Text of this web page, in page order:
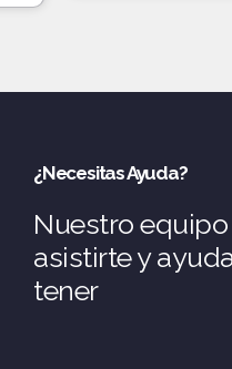
¿Necesitas Ayuda?
Nuestro
asistirte y
tener